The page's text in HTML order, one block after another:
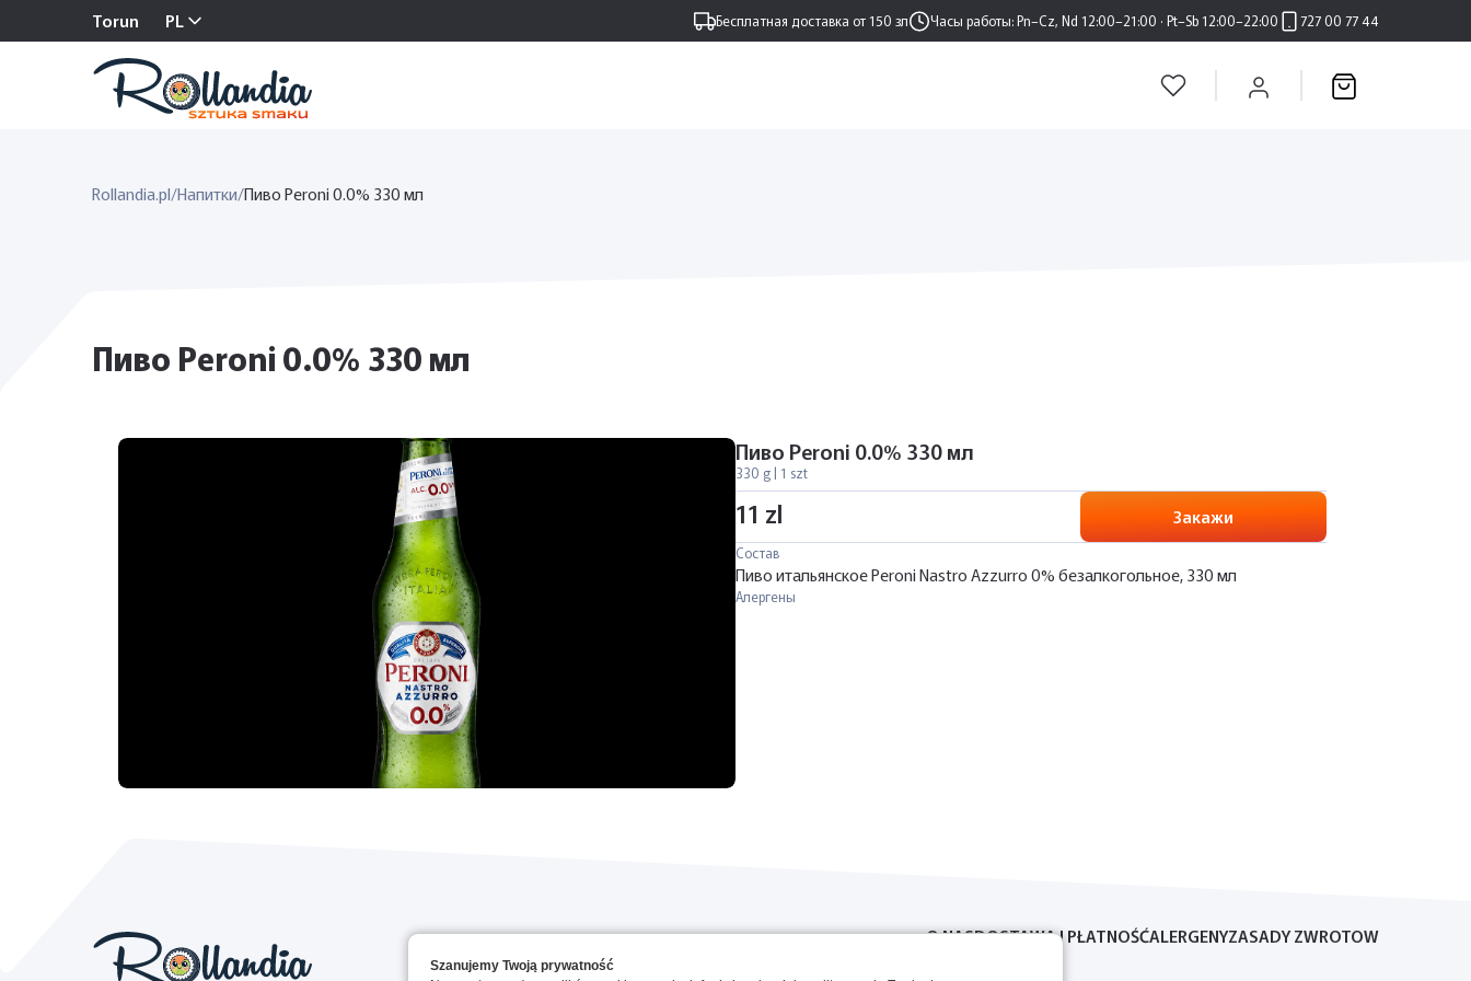
Torun PL Бесплатная доставка от 150 зл Часы работы:Pn–Cz, Nd 12:00–21:00 · Pt–Sb 12:00–22:00 727 00 77 44
Rollandia.pl/Напитки/Пиво Peroni 0.0% 330 мл
Пиво Peroni 0.0% 330 мл
Пиво Peroni 0.0% 330 мл
330 g | 1 szt
11 zl Закажи
Состав
Пиво итальянское Peroni Nastro Azzurro 0% безалкогольное, 330 мл
Алергены
O NASDOSTAWA I PŁATNOŚĆALERGENYZASADY ZWROTOW
Szanujemy Twoją prywatność